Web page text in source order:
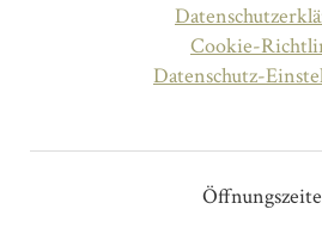
Cookie-
Datenschutz-